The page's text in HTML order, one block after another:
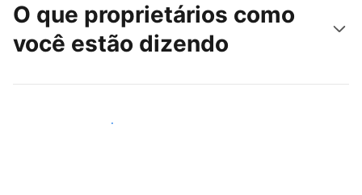
O que proprietários como
você estão dizendo
Junte-se a outros anfitriões